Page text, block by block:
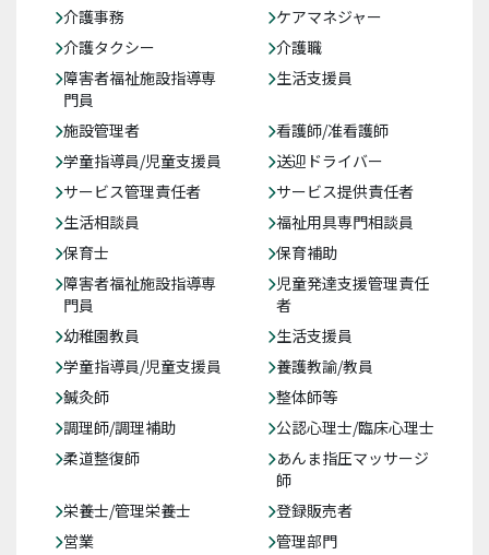
介護事務
ケアマネジャー
介護タクシー
介護職
障害者福祉施設指導専
門員
生活支援員
施設管理者
看護師/准看護師
学童指導員/児童支援員
送迎ドライバー
サービス管理責任者
サービス提供責任者
生活相談員
福祉用具専門相談員
保育士
保育補助
障害者福祉施設指導専
門員
児童発達支援管理責任
者
幼稚園教員
生活支援員
学童指導員/児童支援員
養護教諭/教員
鍼灸師
整体師等
調理師/調理補助
公認心理士/臨床心理士
柔道整復師
あんま指圧マッサージ
師
栄養士/管理栄養士
登録販売者
営業
管理部門